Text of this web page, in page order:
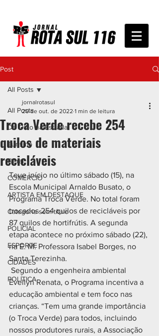
Post
All Posts
De Olho na Estrada
Turismo
Geral
COMÉRCIO
ARTISTA EM DESTAQUE
Categoria sem título
POLICIAL
ESPORTE
CIDADES
POLÍTICA
All Posts
Troca Verde recebe 254
quilos de materiais
recicláveis
jornalrotasul
20 de out. de 2022 1 min de leitura
Teve início no último sábado (15), na
Escola Municipal Arnaldo Busato, o
Programa Troca Verde. No total foram
trocados 254 quilos de recicláveis por
87 quilos de hortifrútis. A segunda
etapa acontece no próximo sábado (22),
na E. M. Professora Isabel Borges, no
Santa Terezinha.
Evellyn Renata, o Programa incentiva a
educação ambiental e tem foco nas
crianças. “Tem uma grande importância
(o Troca Verde) para todos, incluindo
nossos produtores rurais, a Associação